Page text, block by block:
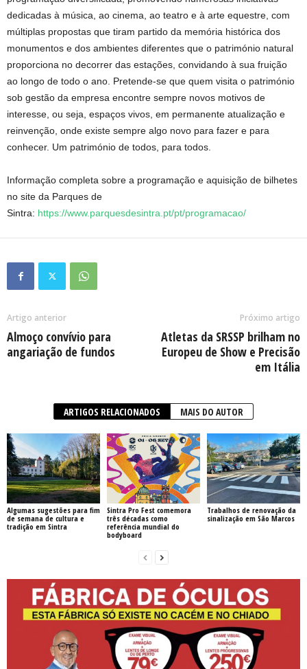
dedicadas à música, ao cinema, ao teatro e à arte equestre, com
múltiplas propostas que tiram partido da memória histórica dos
monumentos e dos ambientes diferentes que o património natural
proporciona no decorrer das estações, convidando à sua fruição
ao longo de todo o ano. Pretende-se que quem visita o património
sob gestão da empresa encontre sempre novos motivos de
interesse, ou seja, espaços vivos, em permanente atualização e
reinvenção, onde existe sempre algo novo para fazer e para
conhecer. Um património de todos, para todos.
Informação completa sobre a programação e aquisição de bilhetes
no site da Parques de
Sintra: https://www.parquesdesintra.pt/pt/programacao/
Artigo anterior
Almoço convívio para
angariação de fundos
Próximo artigo
Atletas da SRSSP brilham no
Europeu de Show e Precisão
em Itália
ARTIGOS RELACIONADOS MAIS DO AUTOR
Algumas sugestões para fim
de semana de cultura e
tradição em Sintra
Sintra Pro Fest comemora
três décadas como
referência mundial do
bodyboard
Trabalhos de renovação da
sinalização em São Marcos